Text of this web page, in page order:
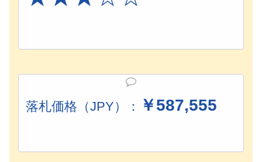
落札価格（JPY）： ￥587,555